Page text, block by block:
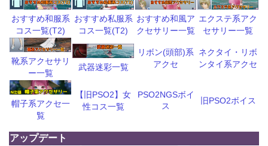
おすすめ和服系
コス一覧(T2)
おすすめ私服系
コス一覧(T2)
おすすめ和風ア
クセサリー一覧
エクステ系アク
セサリー一覧
靴系アクセサリ
ー一覧
武器迷彩一覧
リボン(頭部)系
アクセ
ネクタイ・リボ
ンタイ系アクセ
帽子系アクセ一
覧
【旧PSO2】女
性コス一覧
PSO2NGSボイ
ス
旧PSO2ボイス
アップデート